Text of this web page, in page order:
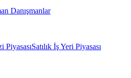
Danışmanlar
PiyasasıSatılık İş Yeri Piyasası